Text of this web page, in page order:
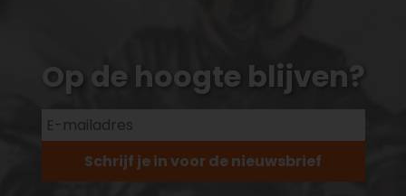
Op de hoogte blijven?
Schrijf je in voor de nieuwsbrief